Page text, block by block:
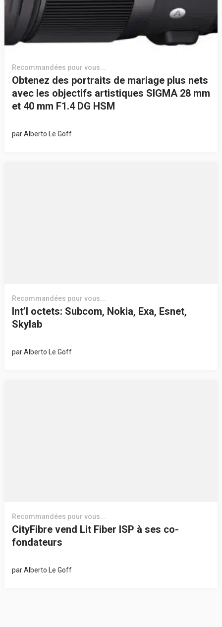
Recommandées pour vous...
Obtenez des portraits de mariage plus nets
avec les objectifs artistiques SIGMA 28 mm
et 40 mm F1.4 DG HSM
parAlberto Le Goff
Recommandées pour vous...
Int’l octets: Subcom, Nokia, Exa, Esnet,
Skylab
parAlberto Le Goff
Recommandées pour vous...
CityFibre vend Lit Fiber ISP à ses co-
fondateurs
parAlberto Le Goff